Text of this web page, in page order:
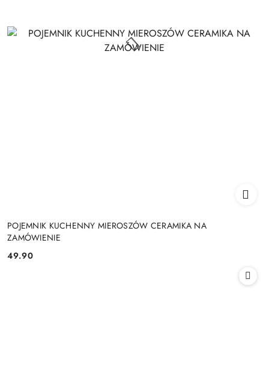
POJEMNIK KUCHENNY MIEROSZÓW CERAMIKA NA
ZAMÓWIENIE
Cena:
49.90